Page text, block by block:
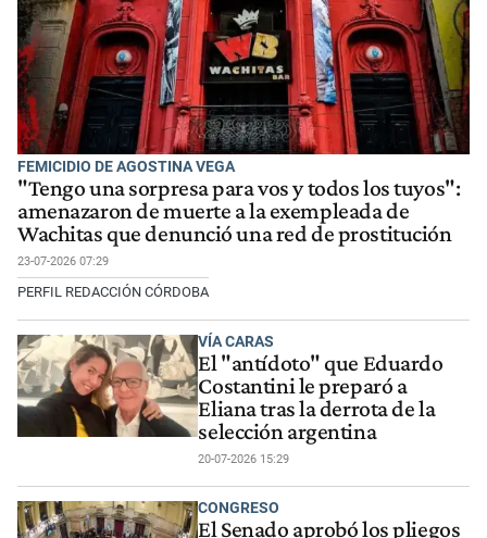
FEMICIDIO DE AGOSTINA VEGA
"Tengo una sorpresa para vos y todos los tuyos":
amenazaron de muerte a la exempleada de
Wachitas que denunció una red de prostitución
23-07-2026 07:29
PERFIL REDACCIÓN CÓRDOBA
VÍA CARAS
El "antídoto" que Eduardo
Costantini le preparó a
Eliana tras la derrota de la
selección argentina
20-07-2026 15:29
CONGRESO
El Senado aprobó los pliegos